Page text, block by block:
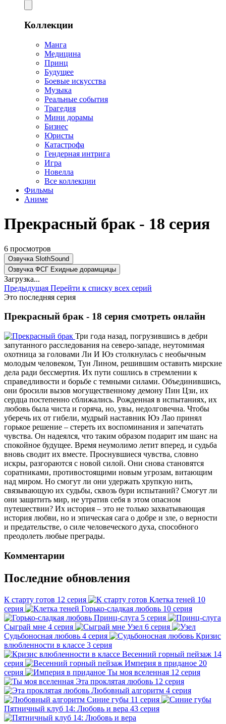
Коллекции
Манга
Медицина
Принц
Будущее
Боевые искусства
Музыка
Реальные события
Трагедия
Мини дорамы
Бизнес
Юристы
Катастрофа
Гендерная интрига
Игра
Новелла
Все коллекции
Фильмы
Аниме
Прекрасный брак - 18 серия
6 просмотров
Озвучка SlothSound
Озвучка ФСГ Ехидные дорамщицы
Загрузка...
Предыдущая Перейти к списку всех серий
Это последняя серия
Прекрасный брак - 18 серия смотреть онлайн
Три года назад, погрузившись в дебри
запутанного расследования на северо-западе, неутомимая
охотница за головами Ли И Юэ столкнулась с необычным
молодым человеком, Тун Лином, решившим оставить мирские
дела ради бессмертия. Их пути сошлись в стремлении к
справедливости и борьбе с темными силами. Объединившись,
они бросили вызов могущественному демону Пин Цзи, их
сердца постепенно сближались. Рожденная в испытаниях, их
любовь была чиста и горяча, но, увы, недолговечна. Чтобы
уберечь их от гибели, мудрый наставник Юэ Лао принял
горькое решение – стереть их воспоминания и запечатать
чувства. Он надеялся, что таким образом подарит им шанс на
спокойное будущее. Время неумолимо летит вперед, и судьба
вновь сводит их вместе. Проснувшиеся чувства, словно
искры, разгораются с новой силой. Они снова становятся
соратниками, противостоящими новым угрозам, витающим
над миром. Но смогут ли они удержать хрупкую нить,
связывающую их судьбы, сквозь бури испытаний? Смогут ли
они защитить мир, не утратив себя в этом опасном
путешествии? Их история – это не только захватывающая
история любви, но и эпическая сага о добре и зле, о верности
и предательстве, о силе человеческого духа, способного
преодолеть любые преграды.
Комментарии
Последние обновления
К старту готов 12 серия Клетка теней 10
серия
Горько-сладкая любовь 10 серия
Принц-слуга 5 серия
Сыграй мне 4 серия Узел 6 серия
Судьбоносная любовь 4 серия
Кризис
влюбленности в классе 3 серия
Весенний горный пейзаж 14
серия
Империя в приданое 20
серия
Ты моя вселенная 12 серия
Эта проклятая любовь 12 серия
Любовный алгоритм 4 серия
Синие губы 11 серия
Пятничный клуб 14: Любовь и вера 43 серия